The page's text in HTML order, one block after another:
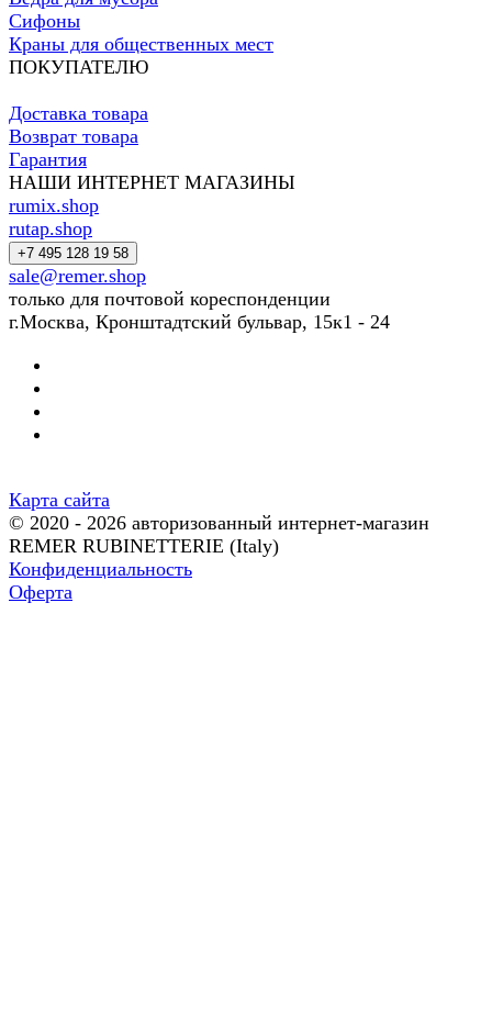
Сифоны
Краны для общественных мест
ПОКУПАТЕЛЮ
Доставка товара
Возврат товара
Гарантия
НАШИ ИНТЕРНЕТ МАГАЗИНЫ
rumix.shop
rutap.shop
+7 495 128 19 58
sale@remer.shop
только для почтовой кореспонденции
г.Москва, Кронштадтский бульвар, 15к1 - 24
Карта сайта
© 2020 - 2026 авторизованный интернет-магазин
REMER RUBINETTERIE (Italy)
Конфиденциальность
Оферта